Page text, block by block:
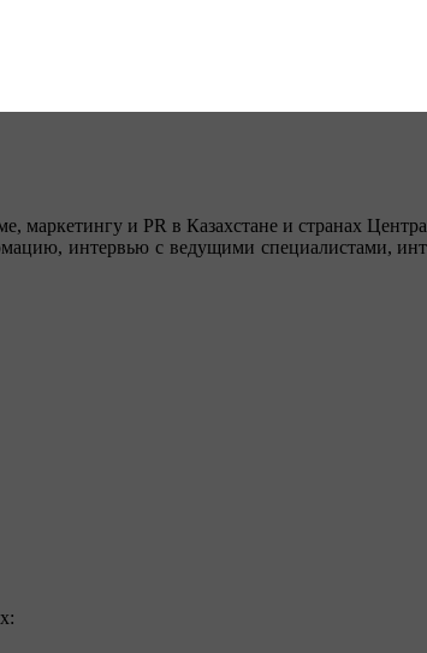
маркетингу и PR в Казахстане и странах
интервью с ведущими специалистами,